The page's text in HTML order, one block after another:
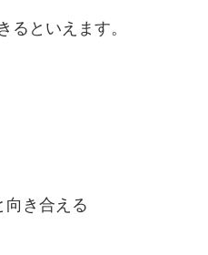
るといえます。
き合える